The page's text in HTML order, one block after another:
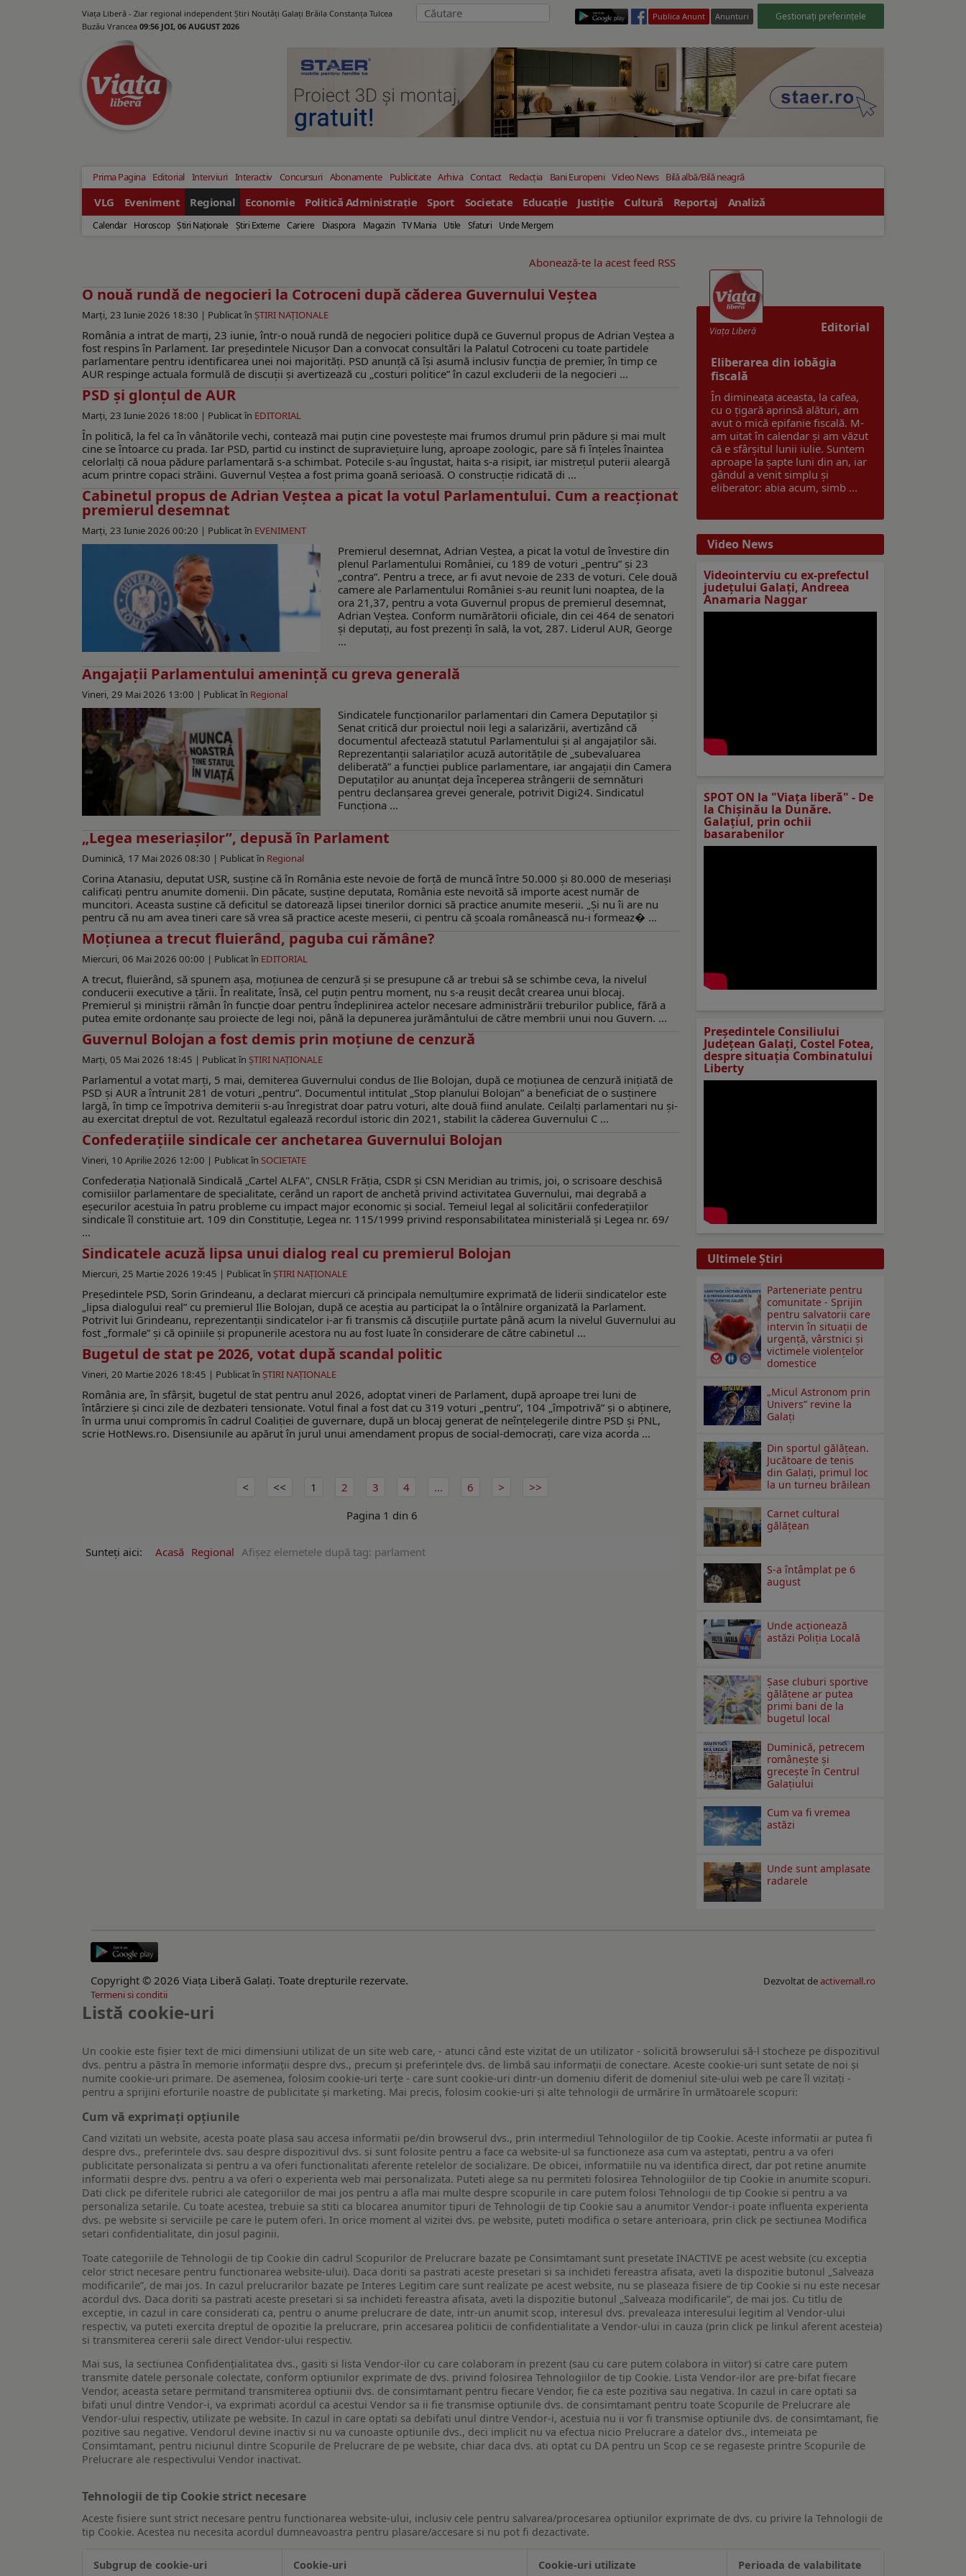
Viața Liberă - Ziar regional independent Știri Noutăți Galaţi Brăila Constanţa Tulcea
Buzău Vrancea 09:56 JOI, 06 AUGUST 2026
Publica Anunt Anunturi Gestionați preferințele
Prima Pagina Editorial Interviuri Interactiv Concursuri Abonamente Publicitate Arhiva Contact Redacția Bani Europeni Video News Bilă albă/Bilă neagră
VLG Eveniment Regional Economie Politică Administrație Sport Societate Educație Justiție Cultură Reportaj Analiză
Calendar Horoscop Ştiri Naţionale Ştiri Externe Cariere Diaspora Magazin TV Mania Utile Sfaturi Unde Mergem
Abonează-te la acest feed RSS
O nouă rundă de negocieri la Cotroceni după căderea Guvernului Veștea
Marți, 23 Iunie 2026 18:30 | Publicat în ŞTIRI NAŢIONALE
România a intrat de marți, 23 iunie, într-o nouă rundă de negocieri politice după ce Guvernul propus de Adrian Veștea a
fost respins în Parlament. Iar președintele Nicușor Dan a convocat consultări la Palatul Cotroceni cu toate partidele
parlamentare pentru identificarea unei noi majorități. PSD anunță că își asumă inclusiv funcția de premier, în timp ce
AUR respinge actuala formulă de discuții și avertizează cu „costuri politice” în cazul excluderii de la negocieri ...
PSD și glonțul de AUR
Marți, 23 Iunie 2026 18:00 | Publicat în EDITORIAL
În politică, la fel ca în vânătorile vechi, contează mai puțin cine povestește mai frumos drumul prin pădure și mai mult
cine se întoarce cu prada. Iar PSD, partid cu instinct de supraviețuire lung, aproape zoologic, pare să fi înțeles înaintea
celorlalți că noua pădure parlamentară s-a schimbat. Potecile s-au îngustat, haita s-a risipit, iar mistrețul puterii aleargă
acum printre copaci străini. Guvernul Veștea a fost prima goană serioasă. O construcție ridicată di ...
Cabinetul propus de Adrian Veştea a picat la votul Parlamentului. Cum a reacţionat
premierul desemnat
Marți, 23 Iunie 2026 00:20 | Publicat în EVENIMENT
Premierul desemnat, Adrian Veștea, a picat la votul de învestire din
plenul Parlamentului României, cu 189 de voturi „pentru” și 23
„contra”. Pentru a trece, ar fi avut nevoie de 233 de voturi. Cele două
camere ale Parlamentului României s-au reunit luni noaptea, de la
ora 21,37, pentru a vota Guvernul propus de premierul desemnat,
Adrian Veştea. Conform numărătorii oficiale, din cei 464 de senatori
şi deputaţi, au fost prezenţi în sală, la vot, 287. Liderul AUR, George
...
Angajații Parlamentului amenință cu greva generală
Vineri, 29 Mai 2026 13:00 | Publicat în Regional
Sindicatele funcționarilor parlamentari din Camera Deputaților și
Senat critică dur proiectul noii legi a salarizării, avertizând că
documentul afectează statutul Parlamentului și al angajaților săi.
Reprezentanții salariaților acuză autoritățile de „subevaluarea
deliberată” a funcției publice parlamentare, iar angajații din Camera
Deputaților au anunțat deja începerea strângerii de semnături
pentru declanșarea grevei generale, potrivit Digi24. Sindicatul
Funcționa ...
„Legea meseriașilor”, depusă în Parlament
Duminică, 17 Mai 2026 08:30 | Publicat în Regional
Corina Atanasiu, deputat USR, susține că în România este nevoie de forță de muncă între 50.000 și 80.000 de meseriași
calificați pentru anumite domenii. Din păcate, susține deputata, România este nevoită să importe acest număr de
muncitori. Aceasta susține că deficitul se datorează lipsei tinerilor dornici să practice anumite meserii. „Și nu îi are nu
pentru că nu am avea tineri care să vrea să practice aceste meserii, ci pentru că școala românească nu-i formeaz� ...
Moţiunea a trecut fluierând, paguba cui rămâne?
Miercuri, 06 Mai 2026 00:00 | Publicat în EDITORIAL
A trecut, fluierând, să spunem aşa, moţiunea de cenzură şi se presupune că ar trebui să se schimbe ceva, la nivelul
conducerii executive a ţării. În realitate, însă, cel puţin pentru moment, nu s-a reuşit decât crearea unui blocaj.
Premierul și miniștrii rămân în funcție doar pentru îndeplinirea actelor necesare administrării treburilor publice, fără a
putea emite ordonanțe sau proiecte de legi noi, până la depunerea jurământului de către membrii unui nou Guvern. ...
Guvernul Bolojan a fost demis prin moţiune de cenzură
Marți, 05 Mai 2026 18:45 | Publicat în ŞTIRI NAŢIONALE
Parlamentul a votat marţi, 5 mai, demiterea Guvernului condus de Ilie Bolojan, după ce moțiunea de cenzură inițiată de
PSD și AUR a întrunit 281 de voturi „pentru”. Documentul intitulat „Stop planului Bolojan” a beneficiat de o susținere
largă, în timp ce împotriva demiterii s-au înregistrat doar patru voturi, alte două fiind anulate. Ceilalţi parlamentari nu şi-
au exercitat dreptul de vot. Rezultatul egalează recordul istoric din 2021, stabilit la căderea Guvernului C ...
Confederațiile sindicale cer anchetarea Guvernului Bolojan
Vineri, 10 Aprilie 2026 12:00 | Publicat în SOCIETATE
Confederația Națională Sindicală „Cartel ALFA", CNSLR Frăția, CSDR și CSN Meridian au trimis, joi, o scrisoare deschisă
comisiilor parlamentare de specialitate, cerând un raport de anchetă privind activitatea Guvernului, mai degrabă a
eșecurilor acestuia în patru probleme cu impact major economic și social. Temeiul legal al solicitării confederațiilor
sindicale îl constituie art. 109 din Constituție, Legea nr. 115/1999 privind responsabilitatea ministerială și Legea nr. 69/
...
Sindicatele acuză lipsa unui dialog real cu premierul Bolojan
Miercuri, 25 Martie 2026 19:45 | Publicat în ŞTIRI NAŢIONALE
Președintele PSD, Sorin Grindeanu, a declarat miercuri că principala nemulțumire exprimată de liderii sindicatelor este
„lipsa dialogului real” cu premierul Ilie Bolojan, după ce aceștia au participat la o întâlnire organizată la Parlament.
Potrivit lui Grindeanu, reprezentanții sindicatelor i-ar fi transmis că discuțiile purtate până acum la nivelul Guvernului au
fost „formale” și că opiniile și propunerile acestora nu au fost luate în considerare de către cabinetul ...
Bugetul de stat pe 2026, votat după scandal politic
Vineri, 20 Martie 2026 18:45 | Publicat în ŞTIRI NAŢIONALE
România are, în sfârșit, bugetul de stat pentru anul 2026, adoptat vineri de Parlament, după aproape trei luni de
întârziere și cinci zile de dezbateri tensionate. Votul final a fost dat cu 319 voturi „pentru”, 104 „împotrivă” și o abținere,
în urma unui compromis în cadrul Coaliției de guvernare, după un blocaj generat de neînțelegerile dintre PSD și PNL,
scrie HotNews.ro. Disensiunile au apărut în jurul unui amendament propus de social-democrați, care viza acorda ...
1 2 3 4 ...
6
Pagina 1 din 6
Sunteți aici: Acasă Regional Afişez elemetele după tag: parlament
Editorial
Viaţa Liberă
Eliberarea din iobăgia
fiscală
În dimineața aceasta, la cafea,
cu o țigară aprinsă alături, am
avut o mică epifanie fiscală. M-
am uitat în calendar și am văzut
că e sfârșitul lunii iulie. Suntem
aproape la șapte luni din an, iar
gândul a venit simplu și
eliberator: abia acum, simb ...
Video News
Videointerviu cu ex-prefectul
judeţului Galaţi, Andreea
Anamaria Naggar
SPOT ON la "Viaţa liberă" - De
la Chișinău la Dunăre.
Galațiul, prin ochii
basarabenilor
Preşedintele Consiliului
Judeţean Galaţi, Costel Fotea,
despre situaţia Combinatului
Liberty
Ultimele Ştiri
Parteneriate pentru
comunitate - Sprijin
pentru salvatorii care
intervin în situații de
urgență, vârstnici și
victimele violențelor
domestice
„Micul Astronom prin
Univers” revine la
Galați
Din sportul gălățean.
Jucătoare de tenis
din Galați, primul loc
la un turneu brăilean
Carnet cultural
gălăţean
S-a întâmplat pe 6
august
Unde acționează
astăzi Poliția Locală
Şase cluburi sportive
gălăţene ar putea
primi bani de la
bugetul local
Duminică, petrecem
româneşte şi
greceşte în Centrul
Galaţiului
Cum va fi vremea
astăzi
Unde sunt amplasate
radarele
Copyright © 2026 Viaţa Liberă Galaţi. Toate drepturile rezervate. Dezvoltat deactivemall.ro
Termeni si conditii
Listă cookie-uri
Un cookie este fişier text de mici dimensiuni utilizat de un site web care, - atunci când este vizitat de un utilizator - solicită browserului să-l stocheze pe dispozitivul
dvs. pentru a păstra în memorie informații despre dvs., precum și preferințele dvs. de limbă sau informații de conectare. Aceste cookie-uri sunt setate de noi și
numite cookie-uri primare. De asemenea, folosim cookie-uri terțe - care sunt cookie-uri dintr-un domeniu diferit de domeniul site-ului web pe care îl vizitați -
pentru a sprijini eforturile noastre de publicitate și marketing. Mai precis, folosim cookie-uri și alte tehnologii de urmărire în următoarele scopuri:
Cum vă exprimați opțiunile
Cand vizitati un website, acesta poate plasa sau accesa informatii pe/din browserul dvs., prin intermediul Tehnologiilor de tip Cookie. Aceste informatii ar putea fi
despre dvs., preferintele dvs. sau despre dispozitivul dvs. si sunt folosite pentru a face ca website-ul sa functioneze asa cum va asteptati, pentru a va oferi
publicitate personalizata si pentru a va oferi functionalitati aferente retelelor de socializare. De obicei, informatiile nu va identifica direct, dar pot retine anumite
informatii despre dvs. pentru a va oferi o experienta web mai personalizata. Puteti alege sa nu permiteti folosirea Tehnologiilor de tip Cookie in anumite scopuri.
Dati click pe diferitele rubrici ale categoriilor de mai jos pentru a afla mai multe despre scopurile in care putem folosi Tehnologii de tip Cookie si pentru a va
personaliza setarile. Cu toate acestea, trebuie sa stiti ca blocarea anumitor tipuri de Tehnologii de tip Cookie sau a anumitor Vendor-i poate influenta experienta
dvs. pe website si serviciile pe care le putem oferi. In orice moment al vizitei dvs. pe website, puteti modifica o setare anterioara, prin click pe sectiunea Modifica
setari confidentialitate, din josul paginii.
Toate categoriile de Tehnologii de tip Cookie din cadrul Scopurilor de Prelucrare bazate pe Consimtamant sunt presetate INACTIVE pe acest website (cu exceptia
celor strict necesare pentru functionarea website-ului). Daca doriti sa pastrati aceste presetari si sa inchideti fereastra afisata, aveti la dispozitie butonul „Salveaza
modificarile”, de mai jos. In cazul prelucrarilor bazate pe Interes Legitim care sunt realizate pe acest website, nu se plaseaza fisiere de tip Cookie si nu este necesar
acordul dvs. Daca doriti sa pastrati aceste presetari si sa inchideti fereastra afisata, aveti la dispozitie butonul „Salveaza modificarile”, de mai jos. Cu titlu de
exceptie, in cazul in care considerati ca, pentru o anume prelucrare de date, intr-un anumit scop, interesul dvs. prevaleaza interesului legitim al Vendor-ului
respectiv, va puteti exercita dreptul de opozitie la prelucrare, prin accesarea politicii de confidentialitate a Vendor-ului in cauza (prin click pe linkul aferent acesteia)
si transmiterea cererii sale direct Vendor-ului respectiv.
Mai sus, la sectiunea Confidențialitatea dvs., gasiti si lista Vendor-ilor cu care colaboram in prezent (sau cu care putem colabora in viitor) si catre care putem
transmite datele personale colectate, conform optiunilor exprimate de dvs. privind folosirea Tehnologiilor de tip Cookie. Lista Vendor-ilor are pre-bifat fiecare
Vendor, aceasta setare permitand transmiterea optiunii dvs. de consimtamant pentru fiecare Vendor, fie ca este pozitiva sau negativa. In cazul in care optati sa
bifati unul dintre Vendor-i, va exprimati acordul ca acestui Vendor sa ii fie transmise optiunile dvs. de consimtamant pentru toate Scopurile de Prelucrare ale
Vendor-ului respectiv, utilizate pe website. In cazul in care optati sa debifati unul dintre Vendor-i, acestuia nu ii vor fi transmise optiunile dvs. de consimtamant, fie
pozitive sau negative. Vendorul devine inactiv si nu va cunoaste optiunile dvs., deci implicit nu va efectua nicio Prelucrare a datelor dvs., intemeiata pe
Consimtamant, pentru niciunul dintre Scopurile de Prelucrare de pe website, chiar daca dvs. ati optat cu DA pentru un Scop ce se regaseste printre Scopurile de
Prelucrare ale respectivului Vendor inactivat.
Tehnologii de tip Cookie strict necesare
Aceste fisiere sunt strict necesare pentru functionarea website-ului, inclusiv cele pentru salvarea/procesarea optiunilor exprimate de dvs. cu privire la Tehnologii de
tip Cookie. Acestea nu necesita acordul dumneavoastra pentru plasare/accesare si nu pot fi dezactivate.
Subgrup de cookie-uri Cookie-uri Cookie-uri utilizate Perioada de valabilitate